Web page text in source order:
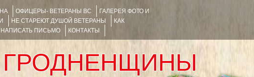
ОФИЦЕРЫ- ВЕТЕРАНЫ ВС
ГАЛЕРЕЯ ФОТО И
НЕ СТАРЕЮТ ДУШОЙ ВЕТЕРАНЫ
КАК
НАПИСАТЬ ПИСЬМО КОНТАКТЫ
ГРОДНЕНЩИНЫ